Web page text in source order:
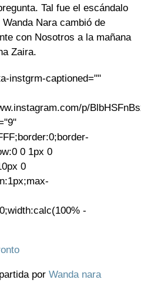
Tal fue el escándalo
Nara cambió de
con Nosotros a la mañana
Zaira.
instgrm-captioned=""
p/
0 1px 0
0
-
por Wanda nara